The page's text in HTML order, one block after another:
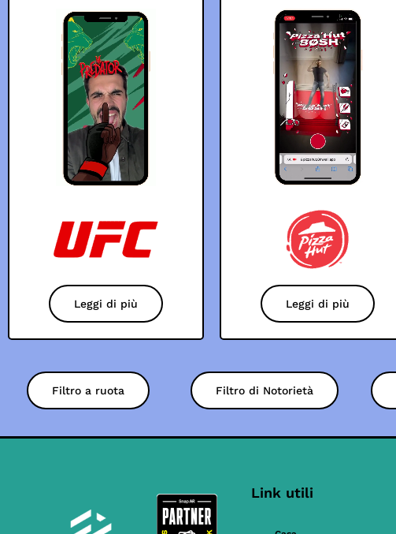
Leggi di più Leggi di più
Filtro a ruota Filtro di Notorietà
Link utili